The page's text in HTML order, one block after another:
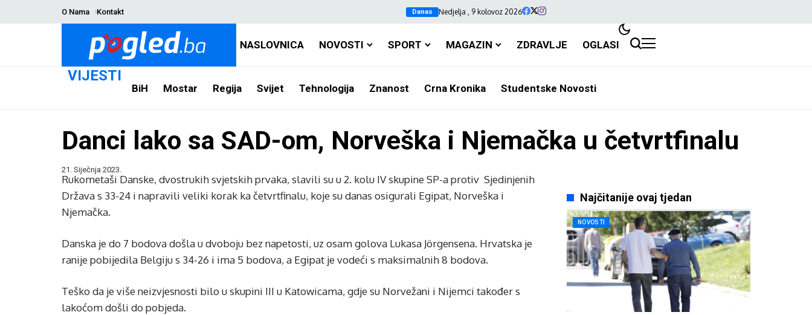
O Nama Kontakt Danas Nedjelja , 9 kolovoz 2026
NASLOVNICA NOVOSTI SPORT MAGAZIN ZDRAVLJE OGLASI
VIJESTI
BiH Mostar Regija Svijet Tehnologija Znanost Crna Kronika Studentske Novosti
Danci lako sa SAD-om, Norveška i Njemačka u četvrtfinalu
21. Siječnja 2023.
Rukometaši Danske, dvostrukih svjetskih prvaka, slavili su u 2. kolu IV skupine SP-a protiv Sjedinjenih
Država s 33-24 i napravili veliki korak ka četvrtfinalu, koje su danas osigurali Egipat, Norveška i
Njemačka.
Danska je do 7 bodova došla u dvoboju bez napetosti, uz osam golova Lukasa Jörgensena. Hrvatska je
ranije pobijedila Belgiju s 34-26 i ima 5 bodova, a Egipat je vodeći s maksimalnih 8 bodova.
Teško da je više neizvjesnosti bilo u skupini III u Katowicama, gdje su Norvežani i Nijemci također s
lakoćom došli do pobjeda.
Najčitanije ovaj tjedan
NOVOSTI